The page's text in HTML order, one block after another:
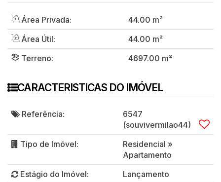
Área Privada: 44.00 m²
Área Útil:
44.00 m²
Terreno:
4697.00 m²
CARACTERISTICAS DO IMÓVEL
Referência:
6547
(souvivermilao44)
Tipo de Imóvel:
Residencial »
Apartamento
Estágio do Imóvel:
Lançamento